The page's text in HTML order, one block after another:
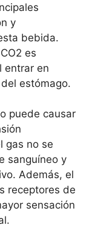
y
bebida.
es
entrar en
estómago.
puede causar
gas no se
sanguíneo y
Además, el
receptores de
sensación